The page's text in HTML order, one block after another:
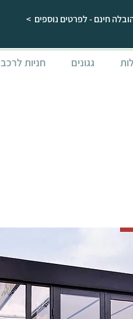
חינם - לפרטים נוספים >
גגונים חניות לרכב